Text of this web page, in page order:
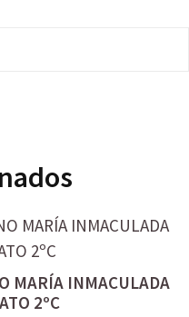
MARÍA INMACULADA
2ºC